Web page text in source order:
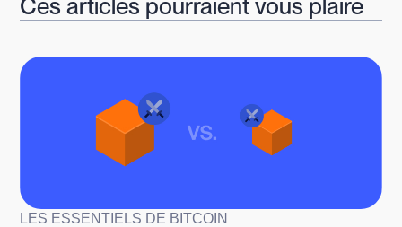
Ces articles pourraient vous plaire
LES ESSENTIELS DE BITCOIN